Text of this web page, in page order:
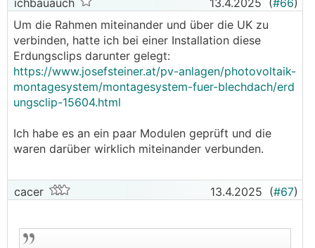
ichbauauch 13.4.2025 (#66)
Um die Rahmen miteinander und über die UK zu
verbinden, hatte ich bei einer Installation diese
Erdungsclips darunter gelegt:
https://www.josefsteiner.at/pv-anlagen/photovoltaik-
montagesystem/montagesystem-fuer-blechdach/erd
ungsclip-15604.html
Ich habe es an ein paar Modulen geprüft und die
waren darüber wirklich miteinander verbunden.
cacer 13.4.2025 (#67)